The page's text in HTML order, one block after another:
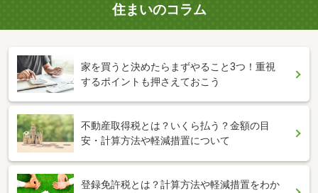
住まいのコラム
家を買うと決めたらまずやること3つ！重視
するポイントも押さえておこう
不動産取得税とは？いくら払う？金額の目
安・計算方法や軽減措置について
登録免許税とは？計算方法や軽減措置をわか